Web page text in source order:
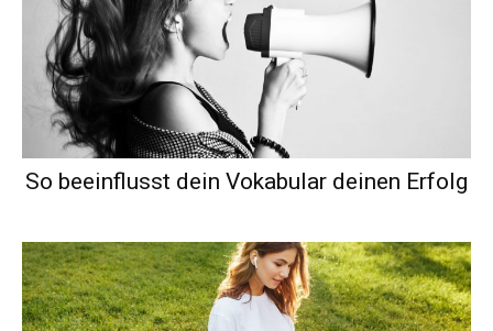
So beeinflusst dein Vokabular deinen Erfolg